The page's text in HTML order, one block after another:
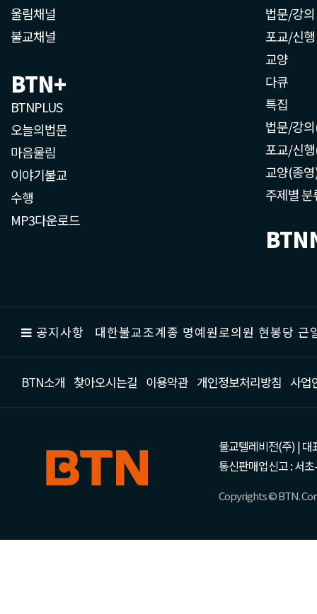
울림채널
불교채널
BTN+
BTNPLUS
오늘의법문
마음울림
이야기불교
수행
MP3다운로드
법문/강의
포교/신행
교양
다큐
특집
법문/강
포교/신
교양(종
주제별 분
공지사항 대한불교조계종 명예원로의원 현봉당
BTN소개 찾아오시는길 이용약관 개인정보처리방침 사업
불교텔레비전(주) | 대
통신판매업신고 : 서
Copyrights © BTN.